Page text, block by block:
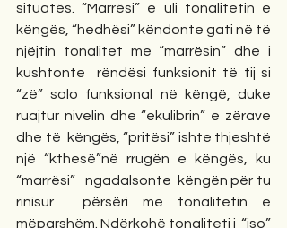
situatës. “Marrësi” e uli tonalitetin e
këngës, “hedhësi” këndonte gati në të
njëjtin tonalitet me “marrësin” dhe i
kushtonte  rëndësi funksionit të tij si
“zë” solo funksional në këngë, duke
ruajtur nivelin dhe “ekulibrin” e zërave
dhe të  këngës, “pritësi” ishte thjeshtë
një “kthesë”në rrugën e këngës, ku
“marrësi”   ngadalsonte  këngën për tu
rinisur  përsëri me tonalitetin e
mëparshëm. Ndërkohë tonaliteti i  “iso”